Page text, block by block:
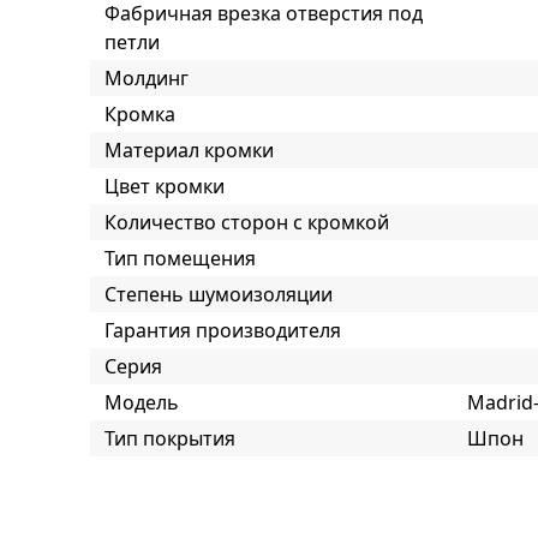
Фабричная врезка отверстия под
петли
Молдинг
Кромка
Материал кромки
Цвет кромки
Количество сторон с кромкой
Тип помещения
Степень шумоизоляции
Гарантия производителя
Серия
Модель
Тип покрытия
Шпон